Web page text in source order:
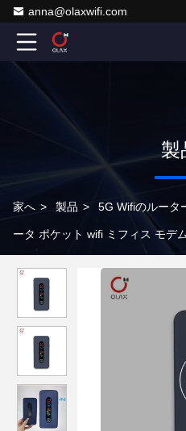
anna@olaxwifi.com
製
家へ > 製品 > 5G Wifiのルータ
ータ ポケット wifi ミフィス モデ